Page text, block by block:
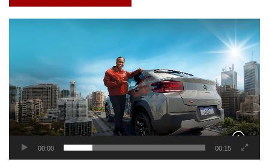
00:00 00:15